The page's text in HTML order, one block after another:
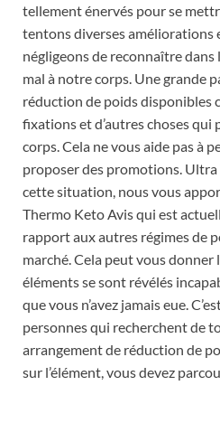
tellement énervés pour se
tentons diverses améliorations
négligeons de reconnaître dans
mal à notre corps. Une grande
réduction de poids disponibles
fixations et d’autres choses
corps. Cela ne vous aide pas à
proposer des promotions.
cette situation, nous vous
Thermo Keto Avis qui est
rapport aux autres régimes de
marché. Cela peut vous
éléments se sont révélés
que vous n’avez jamais eue.
personnes qui recherchent de
arrangement de réduction de
sur l’élément, vous devez